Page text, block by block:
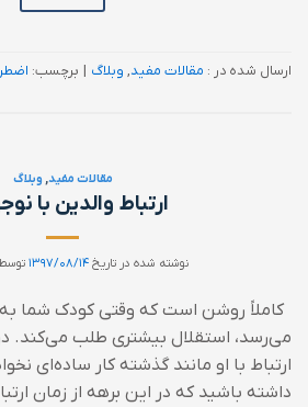
ارسال شده در : مقالات مفید, وبلاگ | برچسب:
مقالات مفید, وبلاگ
ارتباط والدين با
نوشته شده در تاریخ۱۳۹۷/۰۸/۱۴
کاملاً روشن است که وقتی کودک شما
می‌رسد، استقلال بيشتری طلب می‌کند. در
ارتباط با او مانند گذشته کار ساده‌ای
داشته باشيد که در اين برهه از زمان